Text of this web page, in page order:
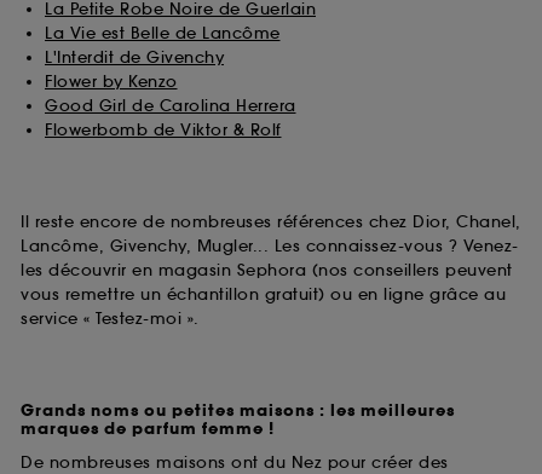
La Petite Robe Noire de Guerlain
La Vie est Belle de Lancôme
L'Interdit de Givenchy
Flower by Kenzo
Good Girl de Carolina Herrera
Flowerbomb de Viktor & Rolf
Il reste encore de nombreuses références chez Dior, Chanel,
Lancôme, Givenchy, Mugler... Les connaissez-vous ? Venez-
les découvrir en magasin Sephora (nos conseillers peuvent
vous remettre un échantillon gratuit) ou en ligne grâce au
service « Testez-moi ».
Grands noms ou petites maisons : les meilleures
marques de parfum femme !
De nombreuses maisons ont du Nez pour créer des